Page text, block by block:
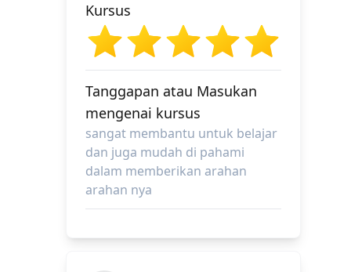
Kursus
Tanggapan atau Masukan
mengenai kursus
sangat membantu untuk belajar
dan juga mudah di pahami
dalam memberikan arahan
arahan nya